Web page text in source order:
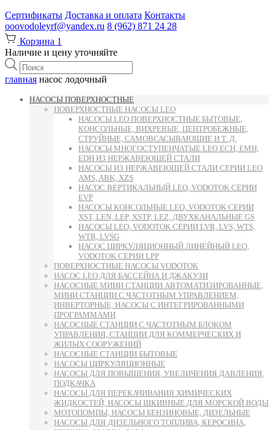
Сертификаты Доставка и оплата Контакты
ooovodoleyrf@yandex.ru 8 (962) 871 24 28
Корзина 1
Наличие и цену уточняйте
Поиск
товаров
главная насос лодочный
НАСОСЫ ПОВЕРХНОСТНЫЕ
ПОВЕРХНОСТНЫЕ НАСОСЫ LEO
НАСОСЫ LEO ПОВЕРХНОСТНЫЕ БЫТОВЫЕ,
КОНСОЛЬНЫЕ, ВИХРЕВЫЕ, ЦЕНТРОБЕЖНЫЕ,
СТРУЙНЫЕ, САМОВСАСЫВАЮЩИЕ И Т. Д.
НАСОСЫ МНОГОСТУПЕНЧАТЫЕ LEO ECH, EMH,
EDH ИЗ НЕРЖАВЕЮЩЕЙ СТАЛИ
НАСОСЫ ИЗ НЕРЖАВЕЮЩЕЙ СТАЛИ СЕРИИ LEO
AMS, ABK, XZS
НАСОС ВЕРТИКАЛЬНЫЙ LEO, VODOTOK СЕРИИ
EVP
НАСОСЫ КОНСОЛЬНЫЕ LEO, VODOTOK СЕРИИ
XST, LEN, LEP, XSTP, LEZ, ДВУХКАНАЛЬНЫЕ GS
НАСОСЫ LEO, VODOTOK СЕРИИ LVR, LVS, WTS,
WTR, LVSG
НАСОС ЦИРКУЛЯЦИОННЫЙ ЛИНЕЙНЫЙ LEO,
VODOTOK СЕРИИ LPP
ПОВЕРХНОСТНЫЕ НАСОСЫ VODOTOK
НАСОС LEO ДЛЯ БАССЕЙНА И ДЖАКУЗИ
НАСОСНЫЕ МИНИ СТАНЦИИ АВТОМАТИЗИРОВАННЫЕ,
МИНИ СТАНЦИИ С ЧАСТОТНЫМ УПРАВЛЕНИЕМ,
ИНВЕРТОРНЫЕ, НАСОСЫ С ИНТЕГРИРОВАННЫМИ
ПРОГРАММАМИ
НАСОСНЫЕ СТАНЦИИ С ЧАСТОТНЫМ БЛОКОМ
УПРАВЛЕНИЯ, СТАНЦИИ ДЛЯ КОММЕРЧЕСКИХ И
ЖИЛЫХ СООРУЖЕНИЙ
НАСОСНЫЕ СТАНЦИИ БЫТОВЫЕ
НАСОСЫ ЦИРКУЛЯЦИОННЫЕ
НАСОСЫ ДЛЯ ПОВЫШЕНИЯ, УВЕЛИЧЕНИЯ ДАВЛЕНИЯ,
ПОДКАЧКА
НАСОСЫ ДЛЯ ПЕРЕКАЧИВАНИЯ ХИМИЧЕСКИХ
ЖИДКОСТЕЙ, НАСОСЫ ШКИВНЫЕ ДЛЯ МОРСКОЙ ВОДЫ
МОТОПОМПЫ, НАСОСЫ БЕНЗИНОВЫЕ, ДИЗЕЛЬНЫЕ
НАСОСЫ ДЛЯ ДИЗЕЛЬНОГО ТОПЛИВА, КЕРОСИНА,